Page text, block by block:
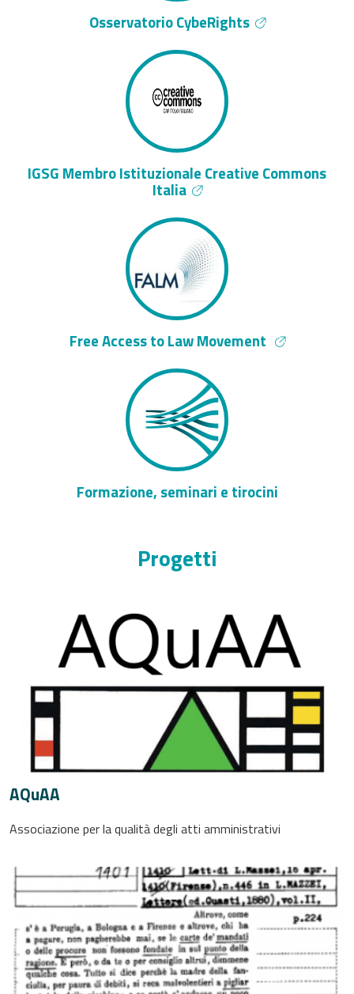
Osservatorio CybeRights
IGSG Membro Istituzionale Creative Commons
Italia
Free Access to Law Movement
Formazione, seminari e tirocini
Progetti
AQuAA
Associazione per la qualità degli atti amministrativi